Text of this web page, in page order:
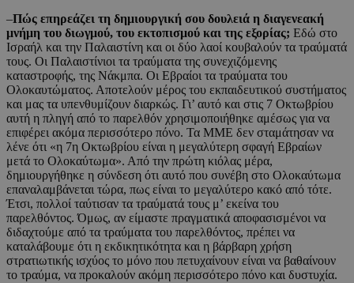
–Πώς επηρεάζει τη δημιουργική σου δουλειά η διαγενεακή
μνήμη του διωγμού, του εκτοπισμού και της εξορίας; Εδώ στο
Ισραήλ και την Παλαιστίνη και οι δύο λαοί κουβαλούν τα τραύματά
τους. Οι Παλαιστίνιοι τα τραύματα της συνεχιζόμενης
καταστροφής, της Νάκμπα. Οι Εβραίοι τα τραύματα του
Ολοκαυτώματος. Αποτελούν μέρος του εκπαιδευτικού συστήματος
και μας τα υπενθυμίζουν διαρκώς. Γι’ αυτό και στις 7 Οκτωβρίου
αυτή η πληγή από το παρελθόν χρησιμοποιήθηκε αμέσως για να
επιφέρει ακόμα περισσότερο πόνο. Τα ΜΜΕ δεν σταμάτησαν να
λένε ότι «η 7η Οκτωβρίου είναι η μεγαλύτερη σφαγή Εβραίων
μετά το Ολοκαύτωμα». Από την πρώτη κιόλας μέρα,
δημιουργήθηκε η σύνδεση ότι αυτό που συνέβη στο Ολοκαύτωμα
επαναλαμβάνεται τώρα, πως είναι το μεγαλύτερο κακό από τότε.
Έτσι, πολλοί ταύτισαν τα τραύματά τους μ’ εκείνα του
παρελθόντος. Όμως, αν είμαστε πραγματικά αποφασισμένοι να
διδαχτούμε από τα τραύματα του παρελθόντος, πρέπει να
καταλάβουμε ότι η εκδικητικότητα και η βάρβαρη χρήση
στρατιωτικής ισχύος το μόνο που πετυχαίνουν είναι να βαθαίνουν
το τραύμα, να προκαλούν ακόμη περισσότερο πόνο και δυστυχία.